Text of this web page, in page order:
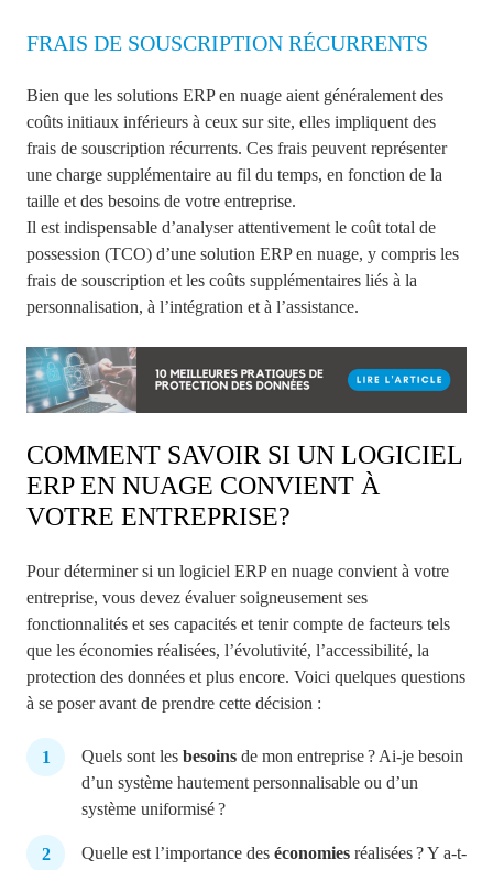
FRAIS DE SOUSCRIPTION RÉCURRENTS
Bien que les solutions ERP en nuage aient généralement des
coûts initiaux inférieurs à ceux sur site, elles impliquent des
frais de souscription récurrents. Ces frais peuvent représenter
une charge supplémentaire au fil du temps, en fonction de la
taille et des besoins de votre entreprise.
Il est indispensable d’analyser attentivement le coût total de
possession (TCO) d’une solution ERP en nuage, y compris les
frais de souscription et les coûts supplémentaires liés à la
personnalisation, à l’intégration et à l’assistance.
COMMENT SAVOIR SI UN LOGICIEL
ERP EN NUAGE CONVIENT À
VOTRE ENTREPRISE?
Pour déterminer si un logiciel ERP en nuage convient à votre
entreprise, vous devez évaluer soigneusement ses
fonctionnalités et ses capacités et tenir compte de facteurs tels
que les économies réalisées, l’évolutivité, l’accessibilité, la
protection des données et plus encore. Voici quelques questions
à se poser avant de prendre cette décision :
Quels sont les besoins de mon entreprise ? Ai-je besoin
d’un système hautement personnalisable ou d’un
système uniformisé ?
Quelle est l’importance des économies réalisées ? Y a-t-